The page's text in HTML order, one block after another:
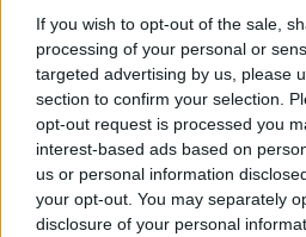
If you wish to opt-out of the sale,
processing of your personal or
targeted advertising by us, please
section to confirm your selection.
opt-out request is processed you
interest-based ads based on
us or personal information
your opt-out. You may separately
disclosure of your personal
FISCALE
ATTRIBUITO DAL
MINISTERO
DELLE FINANZE
E' IL SEGUENTE:
PRCMRS65E63D96VP)
ART ELECTRIC
SRL
0-1 milioni